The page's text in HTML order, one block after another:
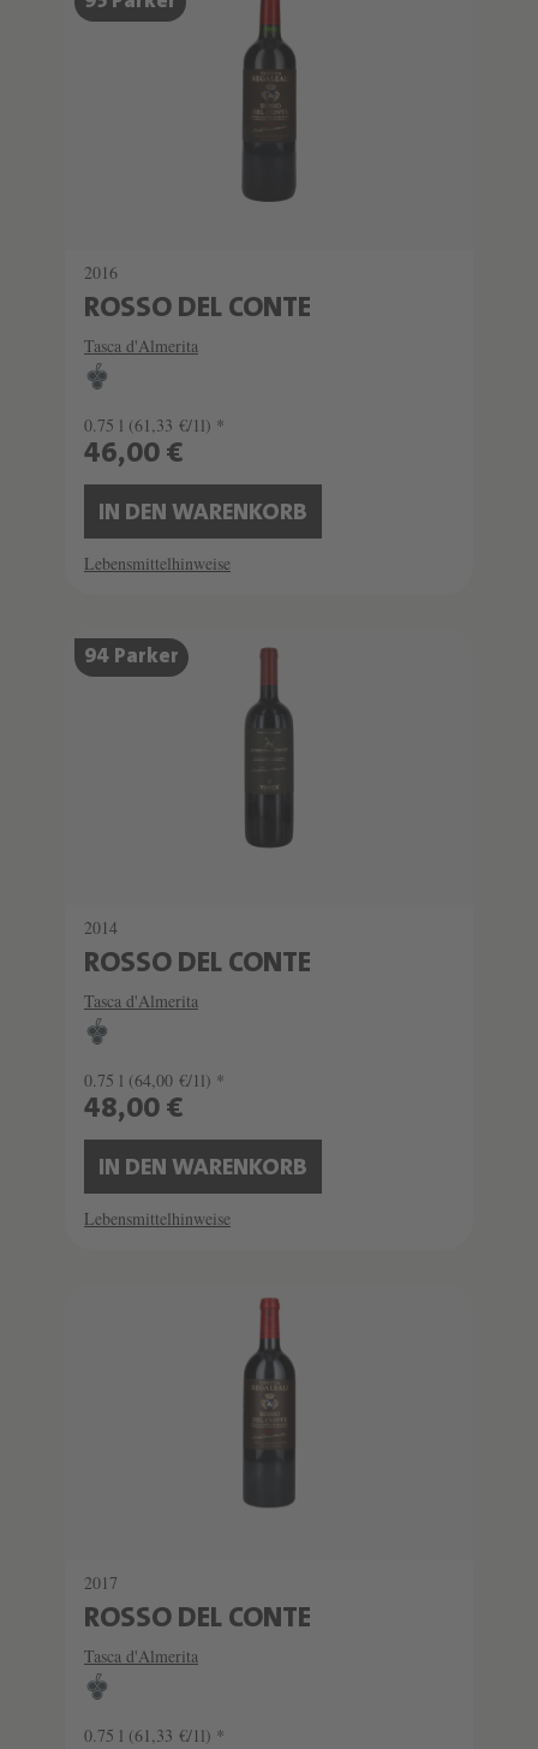
2016
ROSSO DEL CONTE
Tasca d'Almerita
0.75 l (61,33 €/1l) *
46,00 €
IN DEN WARENKORB
Lebensmittelhinweise
94 Parker
2014
ROSSO DEL CONTE
Tasca d'Almerita
0.75 l (64,00 €/1l) *
48,00 €
IN DEN WARENKORB
Lebensmittelhinweise
2017
ROSSO DEL CONTE
Tasca d'Almerita
0.75 l (61,33 €/1l) *